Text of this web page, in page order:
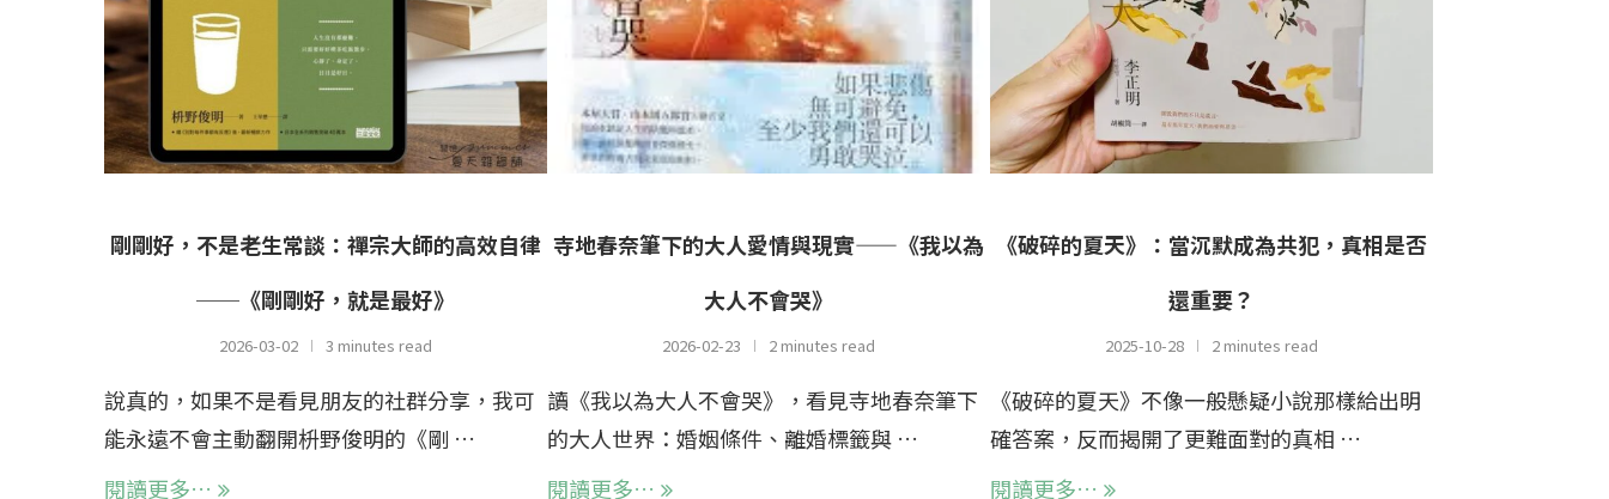
剛剛好，不是老生常談：禪宗大師的高效自律
──《剛剛好，就是最好》
2026-03-02 3 minutes read
說真的，如果不是看見朋友的社群分享，我可
能永遠不會主動翻開枡野俊明的《剛 …
閱讀更多…
寺地春奈筆下的大人愛情與現實——《我以為
大人不會哭》
2026-02-23 2 minutes read
讀《我以為大人不會哭》，看見寺地春奈筆下
的大人世界：婚姻條件、離婚標籤與 …
閱讀更多…
《破碎的夏天》：當沉默成為共犯，真相是否
還重要？
2025-10-28 2 minutes read
《破碎的夏天》不像一般懸疑小說那樣給出明
確答案，反而揭開了更難面對的真相 …
閱讀更多…